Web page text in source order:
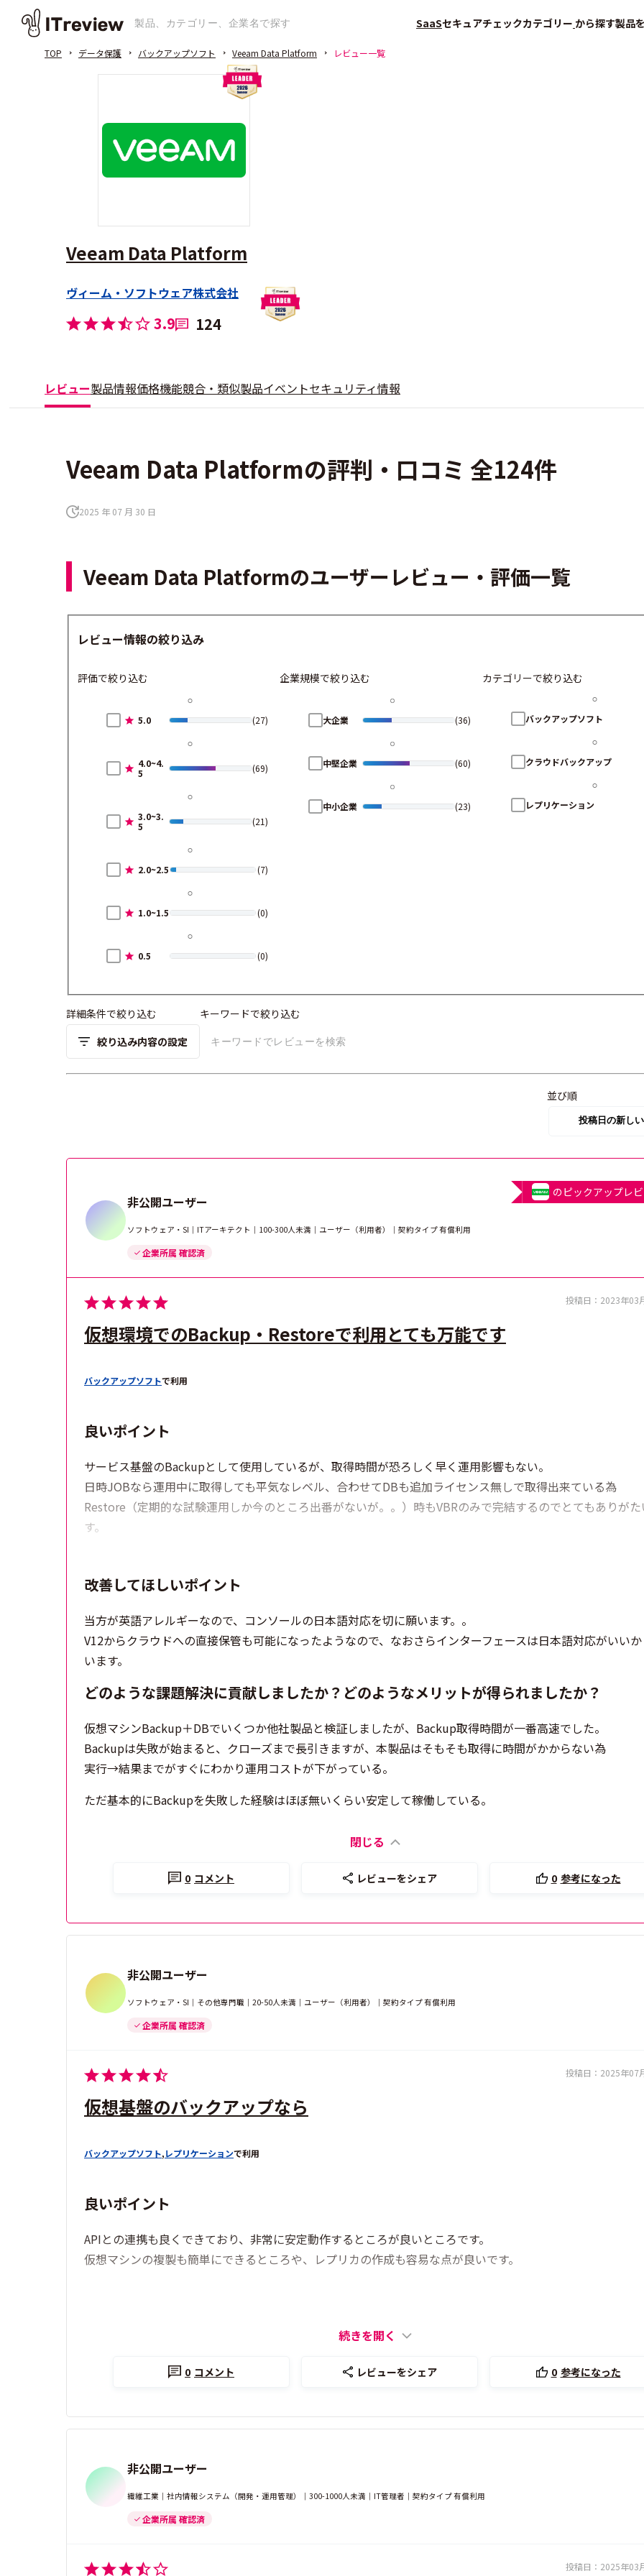
SaaSセキュアチェックカテゴリー から探す製品
TOP データ保護 バックアップソフト Veeam Data Platform レビュー一覧
Veeam Data Platform
ヴィーム・ソフトウェア株式会社
3.9 124
レビュー製品情報価格機能競合・類似製品イベントセキュリティ情報
Veeam Data Platformの評判・口コミ 全124件
2025 年 07 月 30 日
Veeam Data Platformのユーザーレビュー・評価一覧
レビュー情報の絞り込み
評価で絞り込む
5.0 (27)
4.0~4.
5
(69)
3.0~3.
5
(21)
2.0~2.5 (7)
1.0~1.5 (0)
0.5 (0)
企業規模で絞り込む
大企業 (36)
中堅企業 (60)
中小企業 (23)
カテゴリーで絞り込む
バックアップソフト
クラウドバックアップ
レプリケーション
詳細条件で絞り込む
絞り込み内容の設定
キーワードで絞り込む
並び順
のピックアップレ
非公開ユーザー
ソフトウェア・SI｜ITアーキテクト｜100-300人未満｜ユーザー（利用者）｜契約タイプ 有償利用
企業所属 確認済
投稿日： 2023年03
仮想環境でのBackup・Restoreで利用とても万能です
バックアップソフトで利用
良いポイント
サービス基盤のBackupとして使用しているが、取得時間が恐ろしく早く運用影響もない。
日時JOBなら運用中に取得しても平気なレベル、合わせてDBも追加ライセンス無しで取得出来ている為
Restore（定期的な試験運用しか今のところ出番がないが。。）時もVBRのみで完結するのでとてもありが
す。
改善してほしいポイント
当方が英語アレルギーなので、コンソールの日本語対応を切に願います。。
V12からクラウドへの直接保管も可能になったようなので、なおさらインターフェースは日本語対応がいい
います。
どのような課題解決に貢献しましたか？どのようなメリットが得られましたか？
仮想マシンBackup＋DBでいくつか他社製品と検証しましたが、Backup取得時間が一番高速でした。
Backupは失敗が始まると、クローズまで長引きますが、本製品はそもそも取得に時間がかからない為
実行→結果までがすぐにわかり運用コストが下がっている。
ただ基本的にBackupを失敗した経験はほぼ無いくらい安定して稼働している。
閉じる
0 コメント レビューをシェア 0 参考になった
非公開ユーザー
ソフトウェア・SI｜その他専門職｜20-50人未満｜ユーザー（利用者）｜契約タイプ 有償利用
企業所属 確認済
投稿日： 2025年07
仮想基盤のバックアップなら
バックアップソフト,レプリケーションで利用
良いポイント
APIとの連携も良くできており、非常に安定動作するところが良いところです。
仮想マシンの複製も簡単にできるところや、レプリカの作成も容易な点が良いです。
続きを開く
0 コメント レビューをシェア 0 参考になった
非公開ユーザー
繊維工業｜社内情報システム（開発・運用管理）｜300-1000人未満｜IT管理者｜契約タイプ 有償利用
企業所属 確認済
投稿日： 2025年03